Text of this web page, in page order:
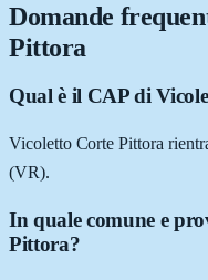
Domande
Pittora
Qual è il CAP di
Vicoletto Corte Pittora
(VR).
In quale comune e
Pittora?